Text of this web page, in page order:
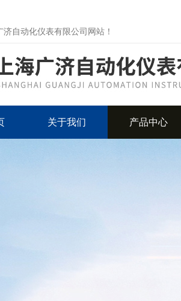
自动化仪表有限公司网站！
关于我们 产品中心